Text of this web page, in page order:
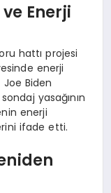
Enerji
hattı projesi
enerji
Joe Biden
yasağının
enerji
ifade etti.